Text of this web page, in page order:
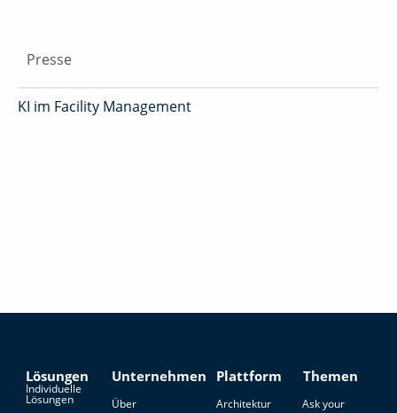
Presse
KI im Facility Management
Lösungen
Individuelle
Lösungen
Unternehmen
Über
Plattform
Architektur
Themen
Ask your